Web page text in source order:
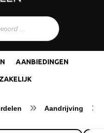
AANBIEDINGEN
ZAKELIJK
Aandrijving